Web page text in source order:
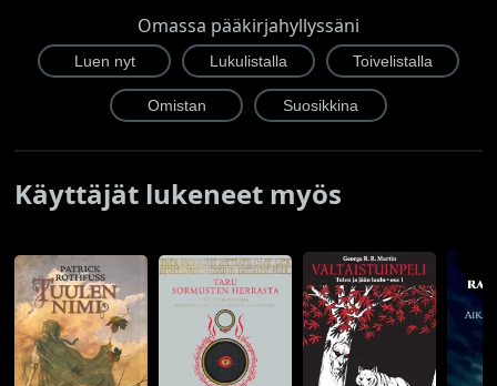
Omassa pääkirjahyllyssäni
Käyttäjät lukeneet myös